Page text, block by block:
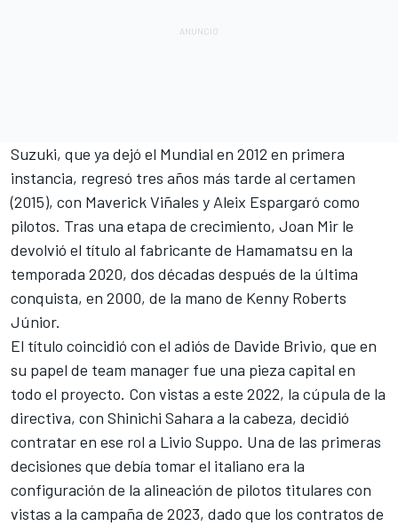
Suzuki, que ya dejó el Mundial en 2012 en primera
instancia, regresó tres años más tarde al certamen
(2015), con Maverick Viñales y Aleix Espargaró como
pilotos. Tras una etapa de crecimiento, Joan Mir le
devolvió el título al fabricante de Hamamatsu en la
temporada 2020, dos décadas después de la última
conquista, en 2000, de la mano de Kenny Roberts
Júnior.
El título coincidió con el adiós de Davide Brivio, que en
su papel de team manager fue una pieza capital en
todo el proyecto. Con vistas a este 2022, la cúpula de la
directiva, con Shinichi Sahara a la cabeza, decidió
contratar en ese rol a Livio Suppo. Una de las primeras
decisiones que debía tomar el italiano era la
configuración de la alineación de pilotos titulares con
vistas a la campaña de 2023, dado que los contratos de